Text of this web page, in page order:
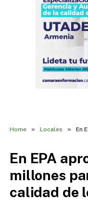
Home » Locales » En
En EPA
millones
calidad de